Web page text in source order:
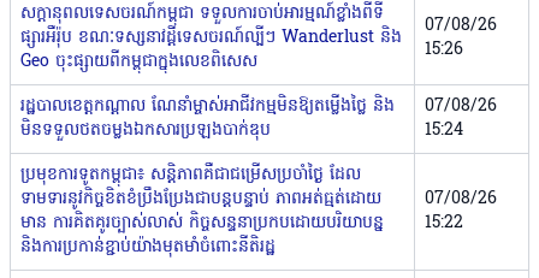
សក្តានុពលទេសចរណ៍កម្ពុជា ទទួលការចាប់អារម្មណ៍ខ្លាំងពីទី
ផ្សារអឺរ៉ុប ខណៈទស្សនាវដ្តីទេសចរណ៍ល្បីៗ Wanderlust និង
Geo ចុះផ្សាយពីកម្ពុជាក្នុងលេខពិសេស
07/08/26
15:26
រដ្ឋបាលខេត្តកណ្ដាល ណែនាំម្ចាស់អាជីវកម្មមិនឱ្យតម្លើងថ្លៃ និង
មិនទទួលថតចម្លងឯកសារប្រឡងបាក់ឌុប
07/08/26
15:24
ប្រមុខការទូតកម្ពុជា៖ សន្តិភាពគឺជាជម្រើសប្រចាំថ្ងៃ ដែល
ទាមទារនូវកិច្ចខិតខំប្រឹងប្រែងជាបន្តបន្ទាប់ ភាពអត់ធ្មត់ដោយ
មាន ការគិតគូរច្បាស់លាស់ កិច្ចសន្ទនាប្រកបដោយបរិយាបន្ន
និងការប្រកាន់ខ្ជាប់យ៉ាងមុតមាំចំពោះនីតិរដ្ឋ
07/08/26
15:22